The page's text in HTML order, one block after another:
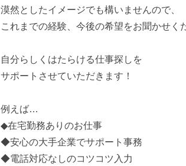
漠然としたイメージでも構いませんので、
これまでの経験、今後の希望をお聞かせく
自分らしくはたらける仕事探しを
サポートさせていただきます！
例えば…
◆在宅勤務ありのお仕事
◆安心の大手企業でサポート事務
◆電話対応なしのコツコツ入力